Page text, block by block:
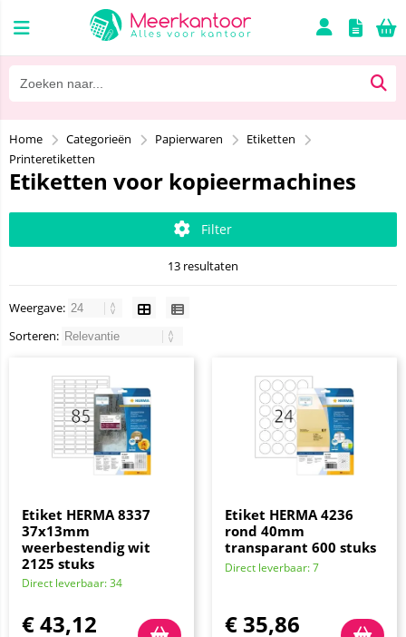
Home Categorieën Papierwaren
Etiketten
Printeretiketten
Etiketten voor kopieermachines
Filter
13 resultaten
Weergave:
Sorteren:
Etiket HERMA 8337
37x13mm
weerbestendig wit
2125 stuks
Direct leverbaar: 34
€43,12
Etiket HERMA 4236
rond 40mm
transparant 600 stuks
Direct leverbaar: 7
€ 35,86